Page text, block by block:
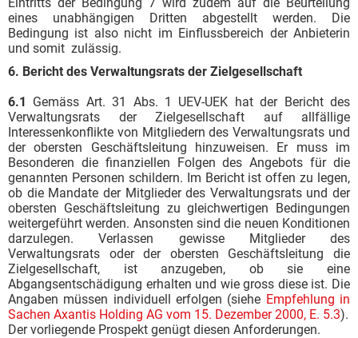
eines unabhängigen Dritten abgestellt werden. Die
Bedingung ist also nicht im Einflussbereich der Anbieterin
und somit zulässig.
6. Bericht des Verwaltungsrats der Zielgesellschaft
6.1 Gemäss Art. 31 Abs. 1 UEV-UEK hat der Bericht des
Verwaltungsrats der Zielgesellschaft auf allfällige
Interessenkonflikte von Mitgliedern des Verwaltungsrats und
der obersten Geschäftsleitung hinzuweisen. Er muss im
Besonderen die finanziellen Folgen des Angebots für die
genannten Personen schildern. Im Bericht ist offen zu legen,
ob die Mandate der Mitglieder des Verwaltungsrats und der
obersten Geschäftsleitung zu gleichwertigen Bedingungen
weitergeführt werden. Ansonsten sind die neuen Konditionen
darzulegen. Verlassen gewisse Mitglieder des
Verwaltungsrats oder der obersten Geschäftsleitung die
Zielgesellschaft, ist anzugeben, ob sie eine
Abgangsentschädigung erhalten und wie gross diese ist. Die
Angaben müssen individuell erfolgen (siehe Empfehlung in
Sachen Axantis Holding AG vom 15. Dezember 2000, E. 5.3).
Der vorliegende Prospekt genügt diesen Anforderungen.